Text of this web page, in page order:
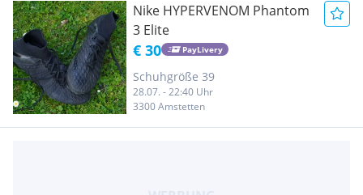
Nike HYPERVENOM Phantom
3 Elite
€ 30 PayLivery
Schuhgröße 39
28.07. - 22:40 Uhr
3300 Amstetten